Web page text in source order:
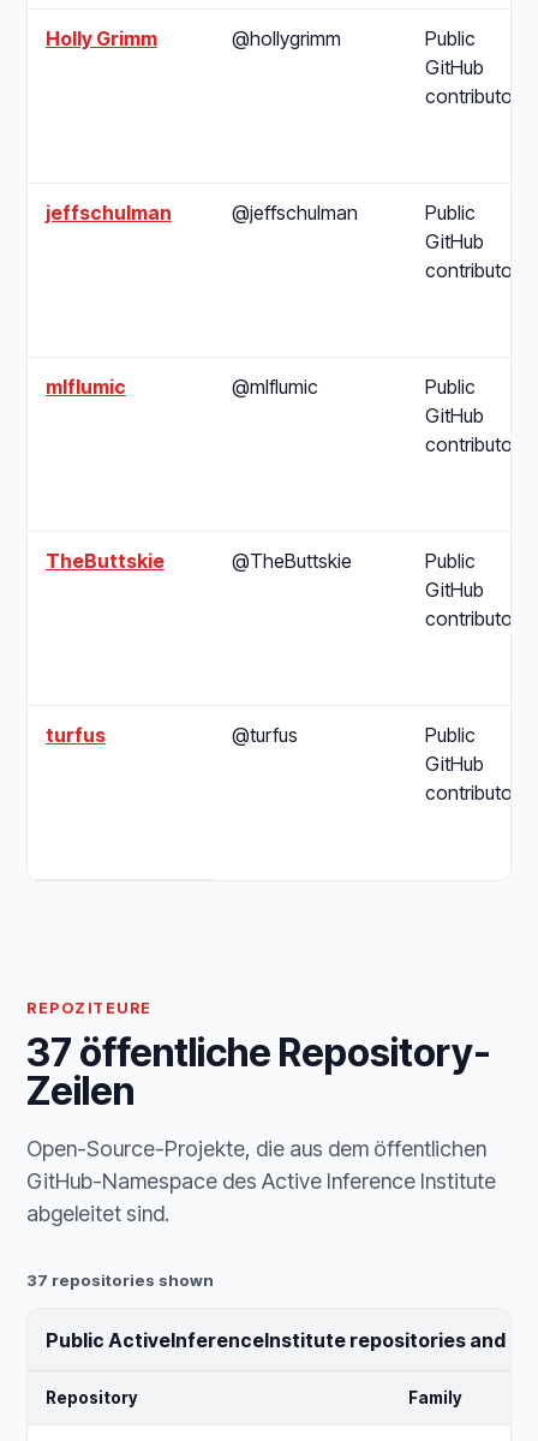
Holly Grimm @hollygrimm
Public
GitHub
contributor
jeffschulman @jeffschulman
Public
GitHub
contributor
mlflumic @mlflumic
Public
GitHub
contributor
TheButtskie @TheButtskie
Public
GitHub
contributor
turfus @turfus
Public
GitHub
contributor
REPOZITEURE
37 öffentliche Repository-
Zeilen
Open-Source-Projekte, die aus dem öffentlichen
GitHub-Namespace des Active Inference Institute
abgeleitet sind.
37 repositories shown
Public ActiveInferenceInstitute repositories and
Repository Family